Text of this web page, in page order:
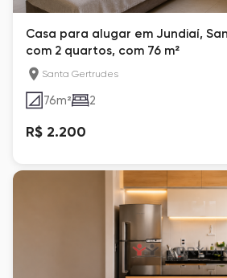
Casa para alugar em Jundiaí,
com 2 quartos, com 76 m²
Santa Gertrudes
76m² 2
R$ 2.200